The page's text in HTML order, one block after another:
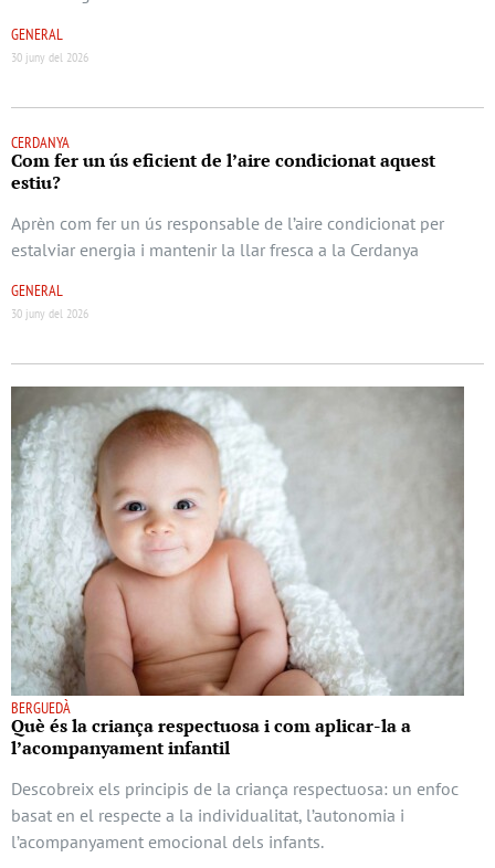
GENERAL
30 juny del 2026
CERDANYA
Com fer un ús eficient de l’aire condicionat aquest
estiu?
Aprèn com fer un ús responsable de l’aire condicionat per
estalviar energia i mantenir la llar fresca a la Cerdanya
GENERAL
30 juny del 2026
BERGUEDÀ
Què és la criança respectuosa i com aplicar-la a
l’acompanyament infantil
Descobreix els principis de la criança respectuosa: un enfoc
basat en el respecte a la individualitat, l’autonomia i
l’acompanyament emocional dels infants.